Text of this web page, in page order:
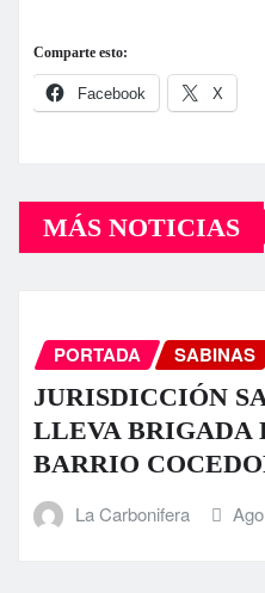
Comparte esto:
Facebook X
MÁS NOTICIAS
PORTADA SABINAS
JURISDICCIÓN
LLEVA BRIGADA
BARRIO
La Carbonifera